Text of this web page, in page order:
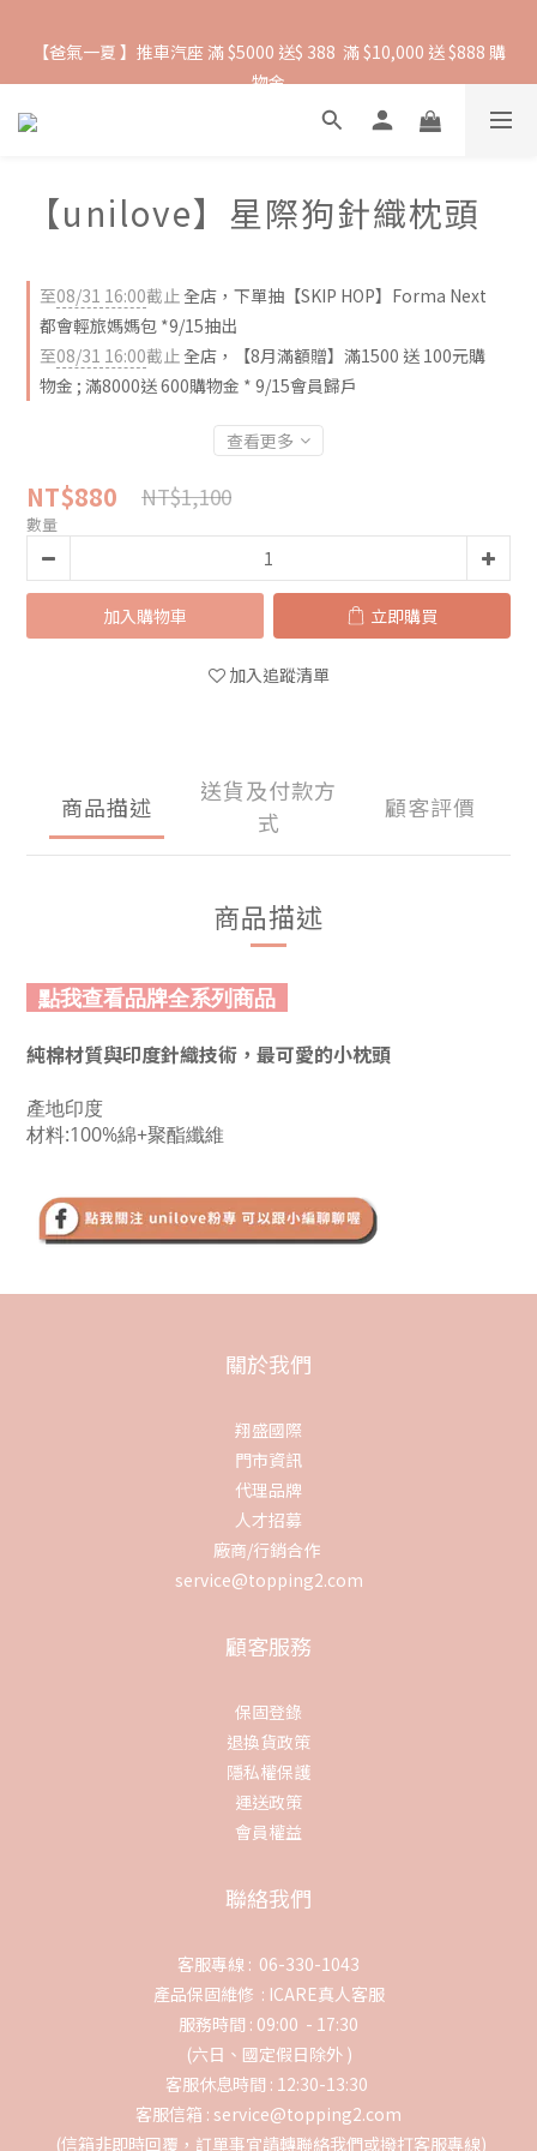
抵抗熱浪必備用品︱滿$2500贈 Farlin EDI超純水溼紙巾
【爸氣一夏 】推車汽座 滿 $5000 送$ 388  滿 $10,000 送 $888 購
物金
抵抗熱浪必備用品︱滿$2500贈 Farlin EDI超純水溼紙巾
【unilove】星際狗針織枕頭
至08/31 16:00截止 全店，下單抽【SKIP HOP】Forma Next
都會輕旅媽媽包 *9/15抽出
至08/31 16:00截止 全店，【8月滿額贈】滿1500 送 100元購
物金 ; 滿8000送 600購物金 * 9/15會員歸戶
查看更多
NT$880 NT$1,100
數量
加入購物車 立即購買
加入追蹤清單
商品描述
送貨及付款方
式
顧客評價
商品描述
點我查看品牌全系列商品
純棉材質與印度針織技術，最可愛的小枕頭
產地印度
材料:100%綿+聚酯纖維
關於我們
翔盛國際
門市資訊
代理品牌
人才招募
廠商/行銷合作
service@topping2.com
顧客服務
保固登錄
退換貨政策
隱私權保護
運送政策
會員權益
聯絡我們
客服專線 : 06-330-1043
產品保固維修 : ICARE真人客服
服務時間 : 09:00 - 17:30
(六日、國定假日除外 )
客服休息時間 : 12:30-13:30
客服信箱 : service@topping2.com
(信箱非即時回覆，訂單事宜請轉聯絡我們或撥打客服專線)